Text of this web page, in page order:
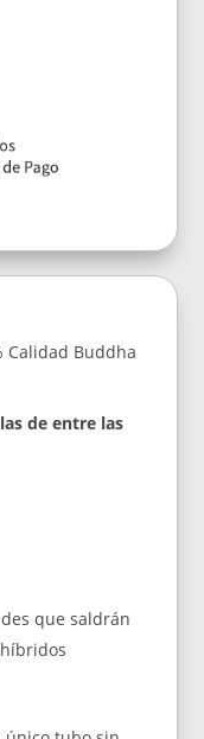
Calidad Buddha
de entre las
que saldrán